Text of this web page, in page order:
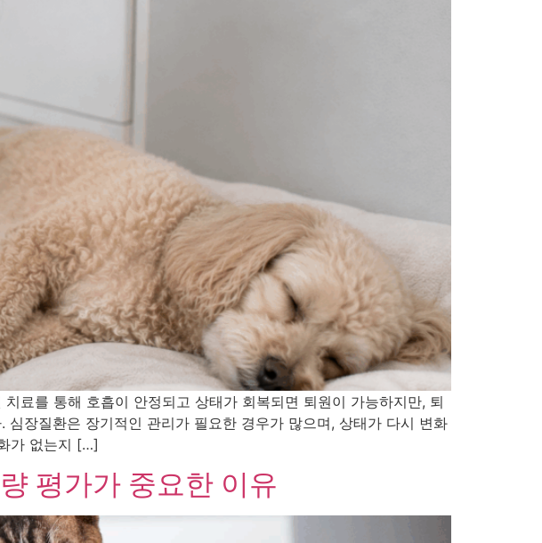
료를 통해 호흡이 안정되고 상태가 회복되면 퇴원이 가능하지만, 퇴
장질환은 장기적인 관리가 필요한 경우가 많으며, 상태가 다시 변화
가 없는지 […]
평가가 중요한 이유